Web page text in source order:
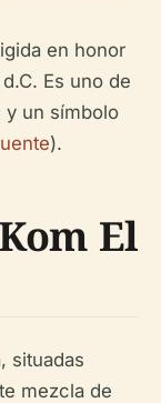
en honor
Es uno de
y un símbolo
).
El
situadas